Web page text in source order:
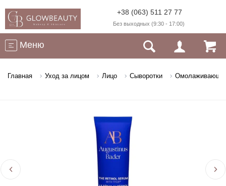
+38 (063) 511 27 77
Без выходных (9:30 - 17:00)
Меню
Главная Уход за лицом Лицо Сыворотки